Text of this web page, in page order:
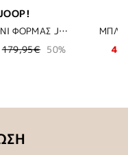
89,60€ 128,00€